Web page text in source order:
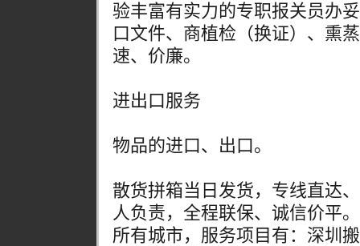
验丰富有实力的专职报关员办
口文件、商植检（换证）、熏
速、价廉。
进出口服务
物品的进口、出口。
散货拼箱当日发货，专线直达
人负责，全程联保、诚信价平
所有城市，服务项目有：深圳